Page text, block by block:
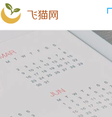
飞猫网